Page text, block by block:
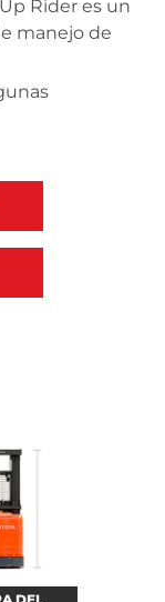
Rider es un
manejo de